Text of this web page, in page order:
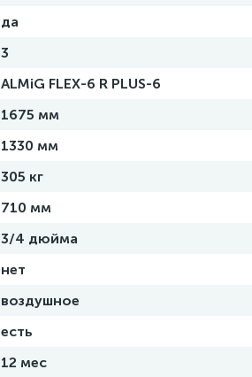
да
3
ALMiG FLEX-6 R PLUS-6
1675 мм
1330 мм
305 кг
710 мм
3/4 дюйма
нет
воздушное
есть
12 мес